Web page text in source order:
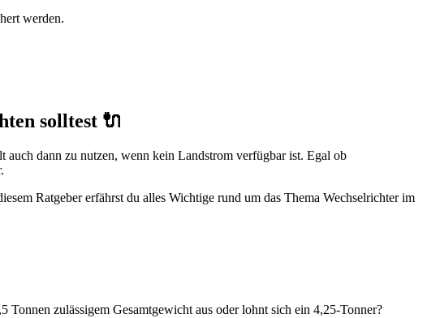
werden.
solltest 🔌
dann zu nutzen, wenn kein Landstrom verfügbar ist. Egal ob
Ratgeber erfährst du alles Wichtige rund um das Thema Wechselrichter im
zulässigem Gesamtgewicht aus oder lohnt sich ein 4,25-Tonner?